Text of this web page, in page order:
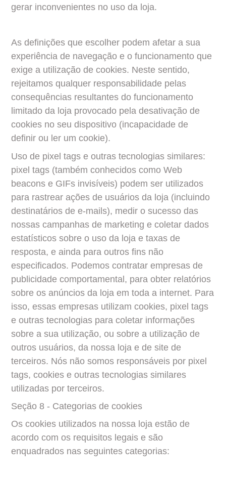
gerar inconvenientes no uso da loja.
As definições que escolher podem afetar a sua
experiência de navegação e o funcionamento que
exige a utilização de cookies. Neste sentido,
rejeitamos qualquer responsabilidade pelas
consequências resultantes do funcionamento
limitado da loja provocado pela desativação de
cookies no seu dispositivo (incapacidade de
definir ou ler um cookie).
Uso de pixel tags e outras tecnologias similares:
pixel tags (também conhecidos como Web
beacons e GIFs invisíveis) podem ser utilizados
para rastrear ações de usuários da loja (incluindo
destinatários de e-mails), medir o sucesso das
nossas campanhas de marketing e coletar dados
estatísticos sobre o uso da loja e taxas de
resposta, e ainda para outros fins não
especificados. Podemos contratar empresas de
publicidade comportamental, para obter relatórios
sobre os anúncios da loja em toda a internet. Para
isso, essas empresas utilizam cookies, pixel tags
e outras tecnologias para coletar informações
sobre a sua utilização, ou sobre a utilização de
outros usuários, da nossa loja e de site de
terceiros. Nós não somos responsáveis por pixel
tags, cookies e outras tecnologias similares
utilizadas por terceiros.
Seção 8 - Categorias de cookies
Os cookies utilizados na nossa loja estão de
acordo com os requisitos legais e são
enquadrados nas seguintes categorias: